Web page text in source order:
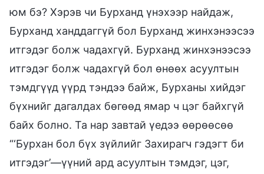
юм бэ? Хэрэв чи Бурханд үнэхээр найдаж,
Бурханд ханддаггүй бол Бурханд жинхэнээсээ
итгэдэг болж чадахгүй. Бурханд жинхэнээсээ
итгэдэг болж чадахгүй бол өнөөх асуултын
тэмдгүүд үүрд тэндээ байж, Бурханы хийдэг
бүхнийг дагалдах бөгөөд ямар ч цэг байхгүй
байх болно. Та нар завтай үедээ өөрөөсөө
“‘Бурхан бол бүх зүйлийг Захирагч гэдэгт би
итгэдэг’—үүний ард асуултын тэмдэг, цэг,